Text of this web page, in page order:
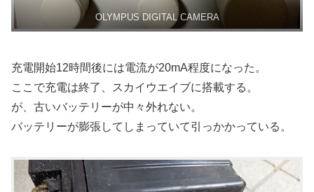
OLYMPUS DIGITAL CAMERA
充電開始12時間後には電流が20mA程度になった。
ここで充電は終了、スカイウエイブに搭載する。
が、古いバッテリーが中々外れない。
バッテリーが膨張してしまっていて引っかかっている。